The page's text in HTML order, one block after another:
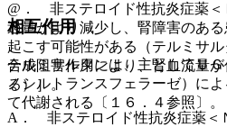
@． 非ステロイド性抗炎症薬＜
過量がより減少し、腎障害のあ
起こす可能性がある（テルミサ
合成阻害作用により、腎血流量
る）］。
A． 非ステロイド性抗炎症薬＜
相互作用
テルミサルタンは、主としてＵ
ノシルトランスフェラーゼ）に
て代謝される〔１６．４参照〕。